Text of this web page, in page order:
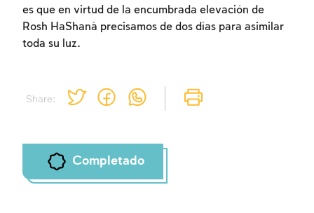
Share:
es que en virtud de la encumbrada elevación de
Rosh HaShaná precisamos de dos días para asimilar
toda su luz.
Completado
Inscripcion